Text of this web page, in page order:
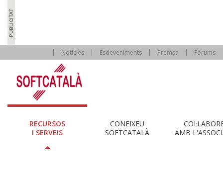
Notícies Esdeveniments Premsa Fòrums
RECURSOS
I SERVEIS
CONEIXEU
SOFTCATALÀ
AMB